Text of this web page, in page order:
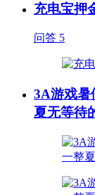
充电宝押
问答 5
3A游戏暑
夏无等待